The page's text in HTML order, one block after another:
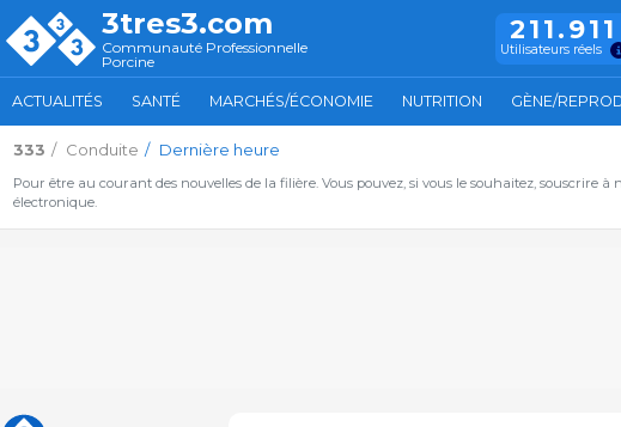
3tres3.com
Communauté Professionnelle
Porcine
211.911
Utilisateurs réels
ACTUALITÉS SANTÉ MARCHÉS/ÉCONOMIE NUTRITION GÈNE/
333 Conduite Dernière heure
Pour être au courant des nouvelles de la filière. Vous pouvez, si vous le souhaitez, souscrire
électronique.